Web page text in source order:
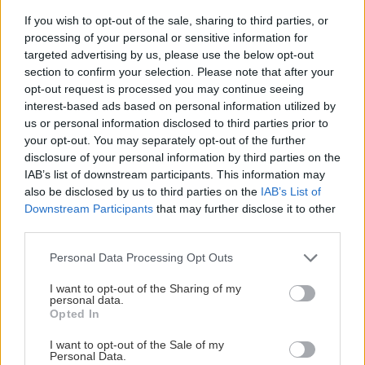
If you wish to opt-out of the sale, sharing to third parties, or
processing of your personal or sensitive information for
targeted advertising by us, please use the below opt-out
section to confirm your selection. Please note that after your
opt-out request is processed you may continue seeing
interest-based ads based on personal information utilized by
us or personal information disclosed to third parties prior to
your opt-out. You may separately opt-out of the further
disclosure of your personal information by third parties on the
IAB’s list of downstream participants. This information may
also be disclosed by us to third parties on the IAB’s List of
Downstream Participants that may further disclose it to other
Please note that this website/app uses one or more Google
not limited to your visit or usage behaviour. You may click to
grant or deny consent to Google and its third-party tags to
use your data for below specified purposes in below Google
consent section.
Personal Data Processing Opt Outs
I want to opt-out of the Sharing of my
personal data.
Opted In
I want to opt-out of the Sale of my
Personal Data.
Chystáte sa zatepľovať alebo meniť kotol?
Návod, ako v nových dotačných výzvach
neprísť o tisíce eur